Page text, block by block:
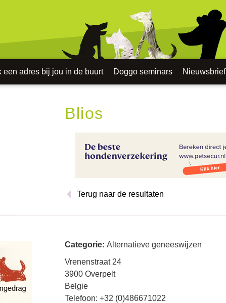
een adres bij jou in de buurt Doggo seminars Nieuwsbrief
Blios
Terug naar de resultaten
Categorie: Alternatieve geneeswijzen
Vrenenstraat 24
3900 Overpelt
Belgie
Telefoon: +32 (0)486671022